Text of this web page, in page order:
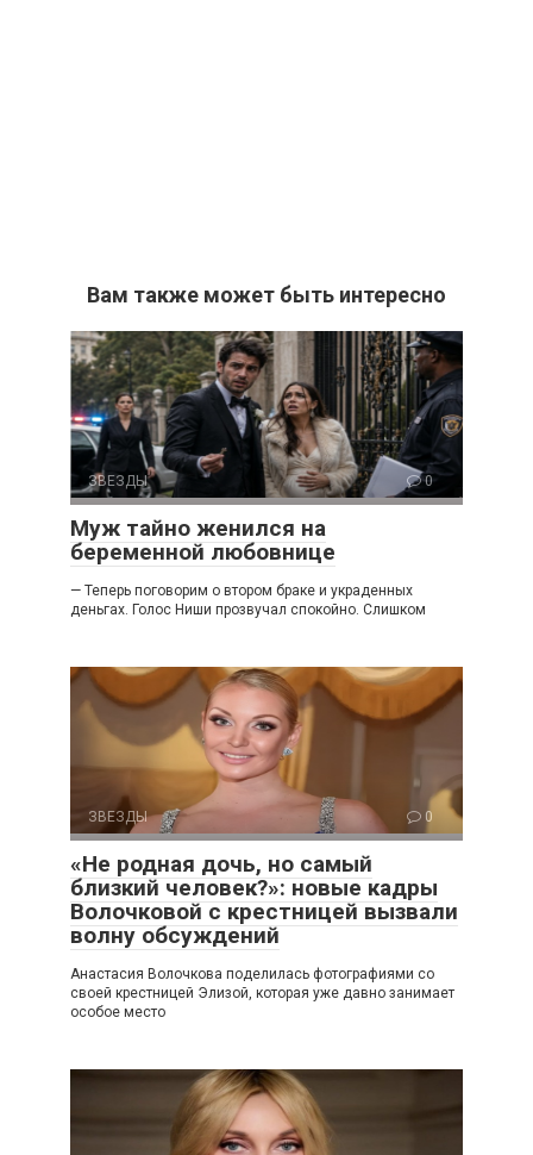
Вам также может быть интересно
ЗВЕЗДЫ 0
Муж тайно женился на
беременной любовнице
— Теперь поговорим о втором браке и украденных
деньгах. Голос Ниши прозвучал спокойно. Слишком
ЗВЕЗДЫ 0
«Не родная дочь, но самый
близкий человек?»: новые кадры
Волочковой с крестницей вызвали
волну обсуждений
Анастасия Волочкова поделилась фотографиями со
своей крестницей Элизой, которая уже давно занимает
особое место